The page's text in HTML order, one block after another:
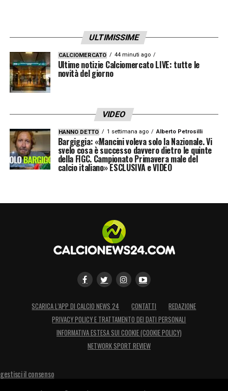
ULTIMISSIME
CALCIOMERCATO 44 minuti ago
Ultime notizie Calciomercato LIVE: tutte le
novità del giorno
VIDEO
HANNO DETTO 1 settimana ago Alberto Petrosilli
Bargiggia: «Mancini voleva solo la Nazionale. Vi
svelo cosa è successo davvero dietro le quinte
della FIGC. Campionato Primavera male del
calcio italiano» ESCLUSIVA e VIDEO
SCARICA L’APP DI CALCIO NEWS 24 CONTATTI
REDAZIONE
PRIVACY POLICY E TRATTAMENTO DEI DATI PERSONALI
INFORMATIVA ESTESA SUI COOKIE (COOKIE POLICY)
NETWORK SPORT REVIEW
gestisci il consenso